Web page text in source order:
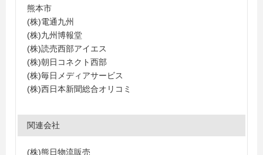
熊本市
(株)電通九州
(株)九州博報堂
(株)読売西部アイエス
(株)朝日コネクト西部
(株)毎日メディアサービス
(株)西日本新聞総合オリコミ
関連会社
(株)熊日物流販売